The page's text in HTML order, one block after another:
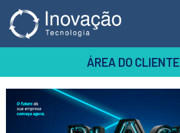
ÁREA DO CLIENTE